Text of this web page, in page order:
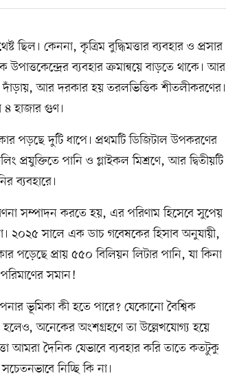
ছিল। কেননা, কৃত্রিম বুদ্ধিমত্তার ব্যবহার ও প্রসার
ব্যবহার ক্রমান্বয়ে বাড়তে থাকে। আর
আর দরকার হয় তরলভিত্তিক শীতলীকরণের।
৪ হাজার গুণ।
পড়ছে দুটি ধাপে। প্রথমটি ডিজিটাল উপকরণের
প্রযুক্তিতে পানি ও গ্লাইকল মিশ্রণে, আর দ্বিতীয়টি
ব্যবহারে।
সম্পাদন করতে হয়, এর পরিণাম হিসেবে সুপেয়
২০২৫ সালে এক ডাচ গবেষকের হিসাব অনুযায়ী,
পড়েছে প্রায় ৫৫০ বিলিয়ন লিটার পানি, যা কিনা
সমান!
ভূমিকা কী হতে পারে? যেকোনো বৈশ্বিক
হলেও, অনেকের অংশগ্রহণে তা উল্লেখযোগ্য হয়ে
আমরা দৈনিক যেভাবে ব্যবহার করি তাতে কতটুকু
নিচ্ছি কি না।